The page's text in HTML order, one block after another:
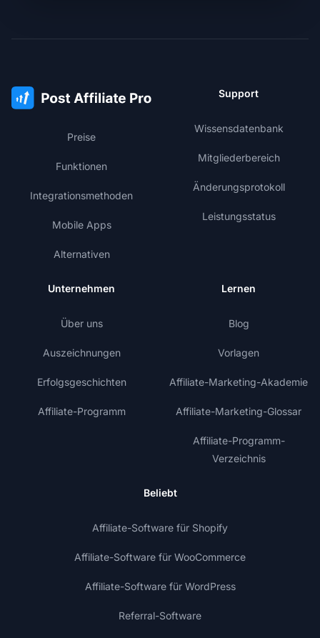
Preise
Funktionen
Integrationsmethoden
Mobile Apps
Alternativen
Support
Wissensdatenbank
Mitgliederbereich
Änderungsprotokoll
Leistungsstatus
Unternehmen
Über uns
Auszeichnungen
Erfolgsgeschichten
Affiliate-Programm
Lernen
Blog
Vorlagen
Affiliate-Marketing-Akademie
Affiliate-Marketing-Glossar
Affiliate-Programm-
Verzeichnis
Beliebt
Affiliate-Software für Shopify
Affiliate-Software für WooCommerce
Affiliate-Software für WordPress
Referral-Software